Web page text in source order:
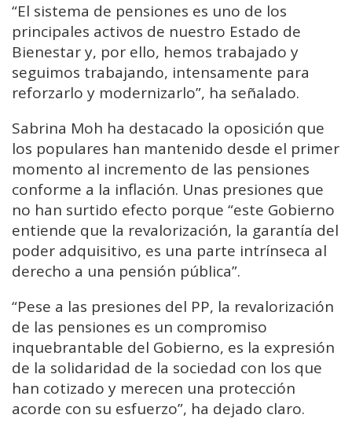
“El sistema de pensiones es uno de los
principales activos de nuestro Estado de
Bienestar y, por ello, hemos trabajado y
seguimos trabajando, intensamente para
reforzarlo y modernizarlo”, ha señalado.
Sabrina Moh ha destacado la oposición que
los populares han mantenido desde el primer
momento al incremento de las pensiones
conforme a la inflación. Unas presiones que
no han surtido efecto porque “este Gobierno
entiende que la revalorización, la garantía del
poder adquisitivo, es una parte intrínseca al
derecho a una pensión pública”.
“Pese a las presiones del PP, la revalorización
de las pensiones es un compromiso
inquebrantable del Gobierno, es la expresión
de la solidaridad de la sociedad con los que
han cotizado y merecen una protección
acorde con su esfuerzo”, ha dejado claro.